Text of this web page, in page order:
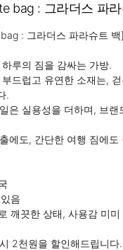
bag : 그라더스 파
: 그라더스 파라슈트 백]
루의 짐을 감싸는 가방.
드럽고 유연한 소재는,
.
은 실용성을 더하며, 브랜
에도, 간단한 여행 짐에도
음
깨끗한 상태, 사용감 미미
2천원을 할인해드립니다